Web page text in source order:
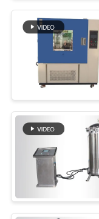
СПРОСИТЕ
ЦИТАТУ
КАРТА
САЙТА
PRIVACY
POLICY